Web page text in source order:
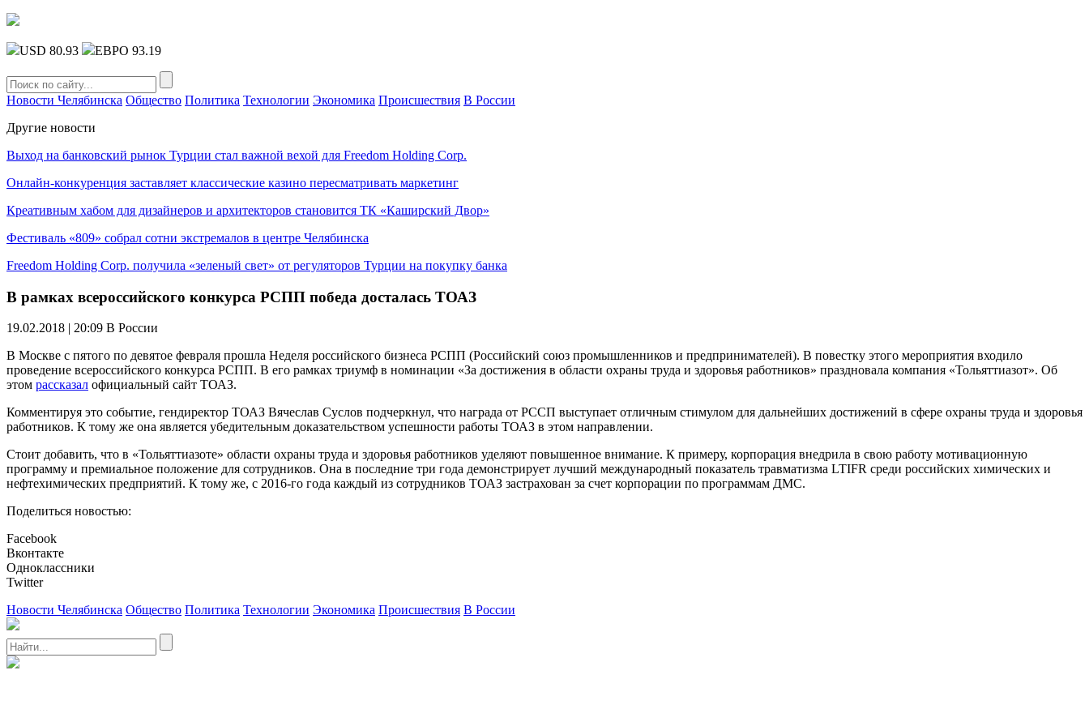
USD 80.93 ЕВРО 93.19
Новости Челябинска Общество Политика Технологии Экономика Происшествия В России
Другие новости
Выход на банковский рынок Турции стал важной вехой для Freedom Holding Corp.
Онлайн-конкуренция заставляет классические казино пересматривать маркетинг
Креативным хабом для дизайнеров и архитекторов становится ТК «Каширский Двор»
Фестиваль «809» собрал сотни экстремалов в центре Челябинска
Freedom Holding Corp. получила «зеленый свет» от регуляторов Турции на покупку банка
В рамках всероссийского конкурса РСПП победа досталась ТОАЗ
19.02.2018 | 20:09 В России
В Москве с пятого по девятое февраля прошла Неделя российского бизнеса РСПП (Российский союз промышленников и предпринимателей). В повестку этого мероприятия входило
проведение всероссийского конкурса РСПП. В его рамках триумф в номинации «За достижения в области охраны труда и здоровья работников» праздновала компания «Тольяттиазот». Об
этом рассказал официальный сайт ТОАЗ.
Комментируя это событие, гендиректор ТОАЗ Вячеслав Суслов подчеркнул, что награда от РССП выступает отличным стимулом для дальнейших достижений в сфере охраны труда и здоровья
работников. К тому же она является убедительным доказательством успешности работы ТОАЗ в этом направлении.
Стоит добавить, что в «Тольяттиазоте» области охраны труда и здоровья работников уделяют повышенное внимание. К примеру, корпорация внедрила в свою работу мотивационную
программу и премиальное положение для сотрудников. Она в последние три года демонстрирует лучший международный показатель травматизма LTIFR среди российских химических и
нефтехимических предприятий. К тому же, с 2016-го года каждый из сотрудников ТОАЗ застрахован за счет корпорации по программам ДМС.
Поделиться новостью:
Facebook
Вконтакте
Одноклассники
Twitter
Новости Челябинска Общество Политика Технологии Экономика Происшествия В России